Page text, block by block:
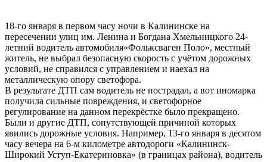
18-го января в первом часу ночи в Калининске на
пересечении улиц им. Ленина и Богдана Хмельницкого 24-
летний водитель автомобиля«Фольксваген Поло», местный
житель, не выбрал безопасную скорость с учётом дорожных
условий, не справился с управлением и наехал на
металлическую опору светофора.
В результате ДТП сам водитель не пострадал, а вот иномарка
получила сильные повреждения, и светофорное
регулирование на данном перекрёстке было прекращено.
Были и другие ДТП, сопутствующей причиной которых
явились дорожные условия. Например, 13-го января в десятом
часу вечера на 6-м километре автодороги «Калининск-
Широкий Уступ-Екатериновка» (в границах района), водитель